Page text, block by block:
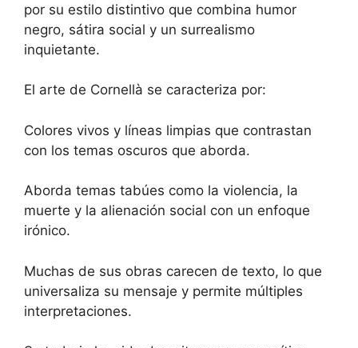
por su estilo distintivo que combina humor
negro, sátira social y un surrealismo
inquietante.
El arte de Cornellà se caracteriza por:
Colores vivos y líneas limpias que contrastan
con los temas oscuros que aborda.
Aborda temas tabúes como la violencia, la
muerte y la alienación social con un enfoque
irónico.
Muchas de sus obras carecen de texto, lo que
universaliza su mensaje y permite múltiples
interpretaciones.